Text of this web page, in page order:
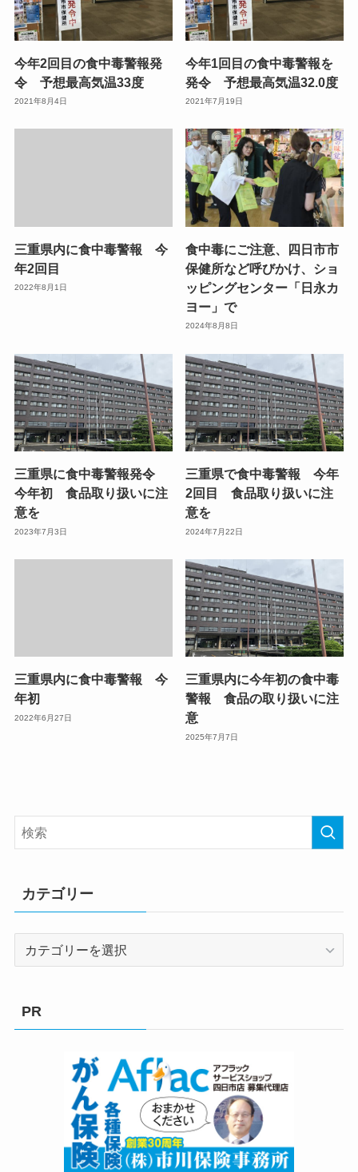
今年2回目の食中毒警報発
令 予想最高気温33度
2021年8月4日
今年1回目の食中毒警報を
発令 予想最高気温32.0度
2021年7月19日
三重県内に食中毒警報 今
年2回目
2022年8月1日
食中毒にご注意、四日市市
保健所など呼びかけ、ショ
ッピングセンター「日永カ
ヨー」で
2024年8月8日
三重県に食中毒警報発令
今年初 食品取り扱いに注
意を
2023年7月3日
三重県で食中毒警報 今年
2回目 食品取り扱いに注
意を
2024年7月22日
三重県内に食中毒警報 今
年初
2022年6月27日
三重県内に今年初の食中毒
警報 食品の取り扱いに注
意
2025年7月7日
カテゴリー
PR